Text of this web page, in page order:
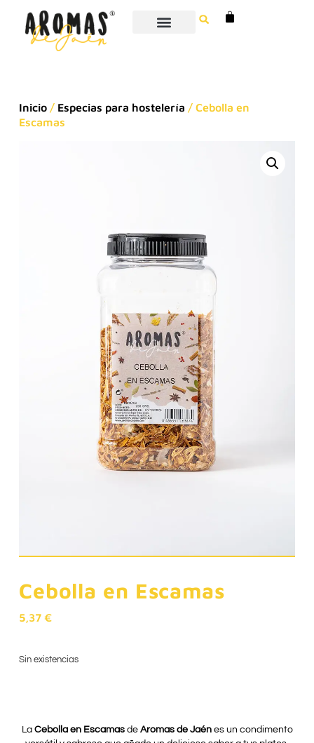
Inicio/ Especias para hostelería / Cebolla en
Escamas
Cebolla en Escamas
5,37 €
Sin existencias
La Cebolla en Escamasde Aromas de Jaénes un condimento